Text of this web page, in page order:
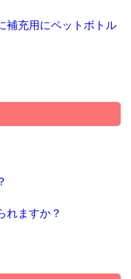
補充用にペットボトル
れますか？